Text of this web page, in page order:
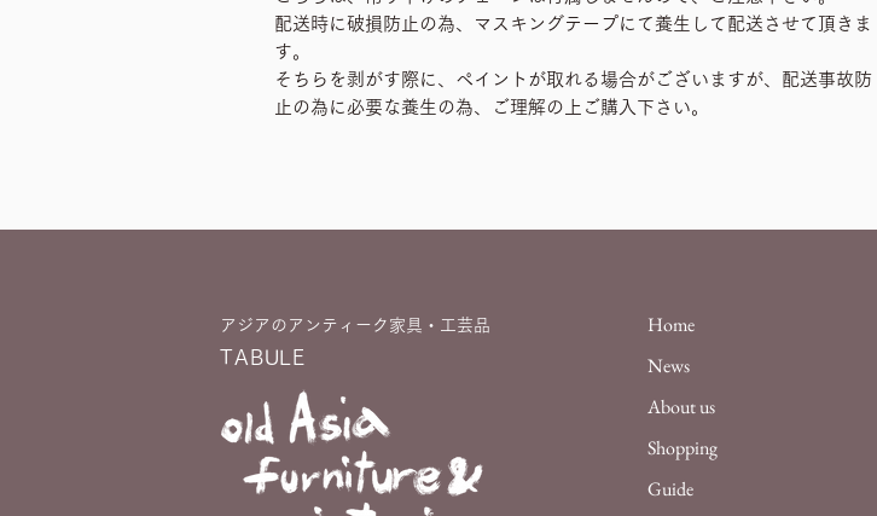
配送時に破損防止の為、マスキングテープにて養生して配送させて頂きま
す。
そちらを剥がす際に、ペイントが取れる場合がございますが、配送事故防
止の為に必要な養生の為、ご理解の上ご購入下さい。
アジアのアンティーク家具・工芸品
TABULE
Home
News
About us
Shopping
Guide